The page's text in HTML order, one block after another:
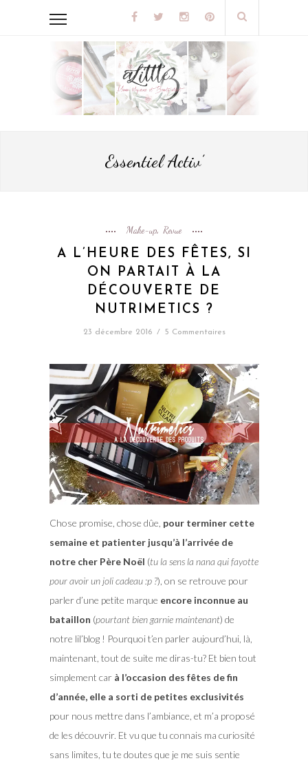
Essentiel Activ’
Make-up, Revue
A L’HEURE DES FÊTES, SI
ON PARTAIT À LA
DÉCOUVERTE DE
NUTRIMETICS ?
23 décembre 2016 / 5 Commentaires
Chose promise, chose dûe, pour terminer cette
semaine et patienter jusqu’à l’arrivée de
notre cher Père Noël (tu la sens la nana qui fayotte
pour avoir un joli cadeau :p ?), on se retrouve pour
parler d’une petite marque encore inconnue au
bataillon (pourtant bien garnie maintenant) de
notre lil’blog ! Pourquoi t’en parler aujourd’hui, là,
maintenant, tout de suite me diras-tu? Et bien tout
simplement car à l’occasion des fêtes de fin
d’année, elle a sorti de petites exclusivités
pour nous mettre dans l’ambiance, et m’a proposé
de les découvrir. Et vu que tu connais ma curiosité
sans limites, tu te doutes que je me suis sentie